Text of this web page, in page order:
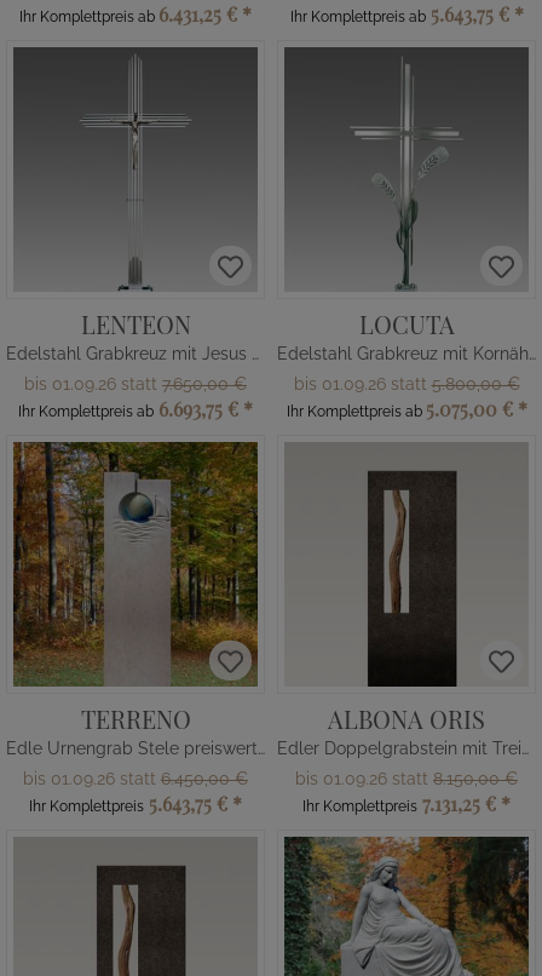
Ihr Komplettpreis ab 6.431,25 € * Ihr Komplettpreis ab 5.643,75 € *
LENTEON
Edelstahl Grabkreuz mit Jesus Figur
bis 01.09.26 statt 7.650,00 €
Ihr Komplettpreis ab 6.693,75 € *
LOCUTA
Edelstahl Grabkreuz mit Kornähren
bis 01.09.26 statt5.800,00 €
Ihr Komplettpreis ab 5.075,00 € *
TERRENO
Edle Urnengrab Stele preiswert mit Glaselement
bis 01.09.26 statt 6.450,00 €
Ihr Komplettpreis 5.643,75 € *
ALBONA ORIS
Edler Doppelgrabstein mit Treibholz - Schwarzer Granit
bis 01.09.26 statt 8.150,00 €
Ihr Komplettpreis 7.131,25 € *